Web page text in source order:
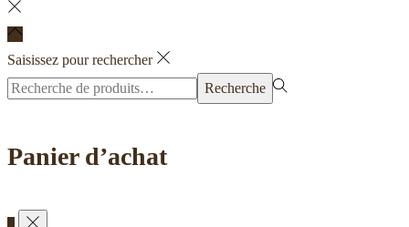
Saisissez pour rechercher
Rechercher
Recherche
Panier d’achat